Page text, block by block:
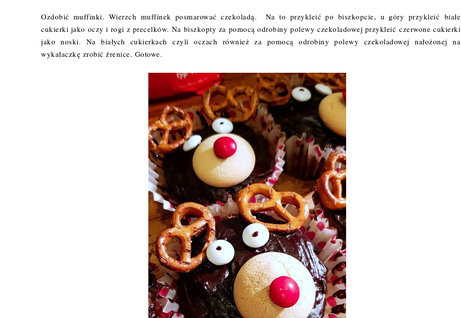
Ozdobić muffinki. Wierzch muffinek posmarować czekoladą. Na to przykleić po biszkopcie, u góry przykleić białe
cukierki jako oczy i rogi z precelków. Na biszkopty za pomocą odrobiny polewy czekoladowej przykleić czerwone cukierki
jako noski. Na białych cukierkach czyli oczach również za pomocą odrobiny polewy czekoladowej nałożonej na
wykałaczkę zrobić źrenice. Gotowe.